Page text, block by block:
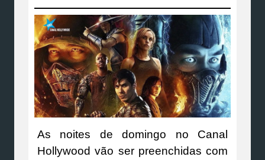
As noites de domingo no Canal
Hollywood vão ser preenchidas com